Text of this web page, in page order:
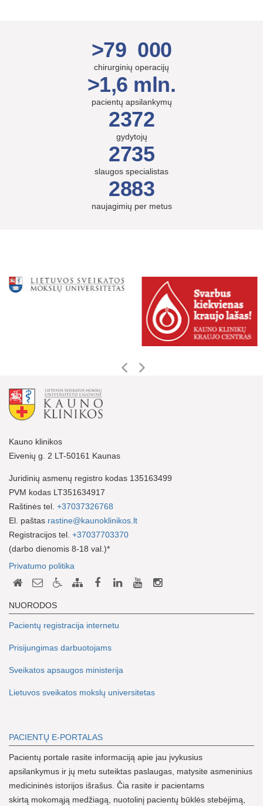
>79 000
chirurginių operacijų
>1,6 mln.
pacientų apsilankymų
2372
gydytojų
2735
slaugos specialistas
2883
naujagimių per metus
Kauno klinikos
Eivenių g. 2 LT-50161 Kaunas
Juridinių asmenų registro kodas 135163499
PVM kodas LT351634917
Raštinės tel. +37037326768
El. paštas rastine@kaunoklinikos.lt
Registracijos tel. +37037703370
(darbo dienomis 8-18 val.)*
Privatumo politika
NUORODOS
Pacientų registracija internetu
Prisijungimas darbuotojams
Sveikatos apsaugos ministerija
Lietuvos sveikatos mokslų universitetas
PACIENTŲ E-PORTALAS
Pacientų portale rasite informaciją apie jau įvykusius
apsilankymus ir jų metu suteiktas paslaugas, matysite asmeninius
medicininės istorijos išrašus. Čia rasite ir pacientams
skirtą mokomąją medžiagą, nuotolinį pacientų būklės stebėjimą,